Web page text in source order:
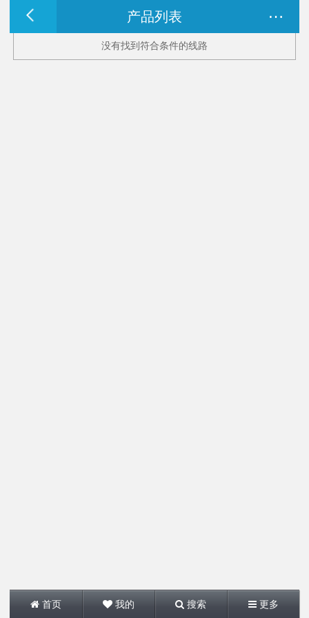
产品列表 …
没有找到符合条件的线路
首页 我的 搜索 更多